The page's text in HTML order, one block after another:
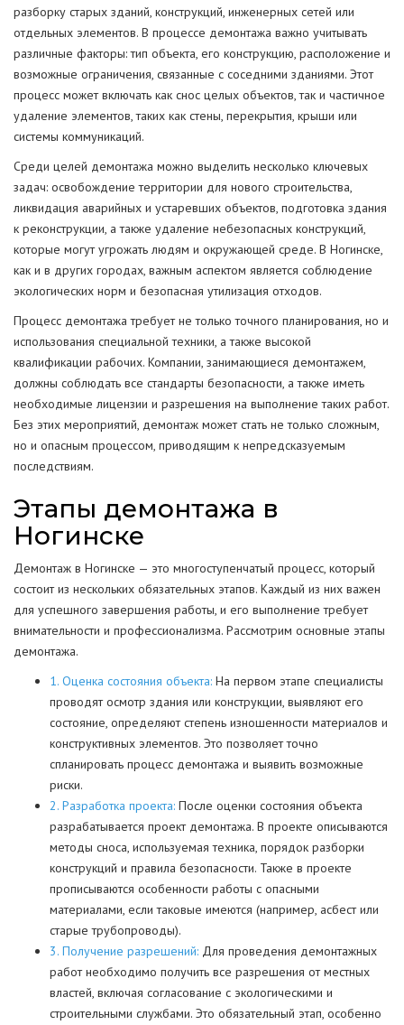
разборку старых зданий, конструкций, инженерных сетей или
отдельных элементов. В процессе демонтажа важно учитывать
различные факторы: тип объекта, его конструкцию, расположение и
возможные ограничения, связанные с соседними зданиями. Этот
процесс может включать как снос целых объектов, так и частичное
удаление элементов, таких как стены, перекрытия, крыши или
системы коммуникаций.
Среди целей демонтажа можно выделить несколько ключевых
задач: освобождение территории для нового строительства,
ликвидация аварийных и устаревших объектов, подготовка здания
к реконструкции, а также удаление небезопасных конструкций,
которые могут угрожать людям и окружающей среде. В Ногинске,
как и в других городах, важным аспектом является соблюдение
экологических норм и безопасная утилизация отходов.
Процесс демонтажа требует не только точного планирования, но и
использования специальной техники, а также высокой
квалификации рабочих. Компании, занимающиеся демонтажем,
должны соблюдать все стандарты безопасности, а также иметь
необходимые лицензии и разрешения на выполнение таких работ.
Без этих мероприятий, демонтаж может стать не только сложным,
но и опасным процессом, приводящим к непредсказуемым
последствиям.
Этапы демонтажа в
Ногинске
Демонтаж в Ногинске — это многоступенчатый процесс, который
состоит из нескольких обязательных этапов. Каждый из них важен
для успешного завершения работы, и его выполнение требует
внимательности и профессионализма. Рассмотрим основные этапы
демонтажа.
1. Оценка состояния объекта: На первом этапе специалисты
проводят осмотр здания или конструкции, выявляют его
состояние, определяют степень изношенности материалов и
конструктивных элементов. Это позволяет точно
спланировать процесс демонтажа и выявить возможные
риски.
2. Разработка проекта: После оценки состояния объекта
разрабатывается проект демонтажа. В проекте описываются
методы сноса, используемая техника, порядок разборки
конструкций и правила безопасности. Также в проекте
прописываются особенности работы с опасными
материалами, если таковые имеются (например, асбест или
старые трубопроводы).
3. Получение разрешений: Для проведения демонтажных
работ необходимо получить все разрешения от местных
властей, включая согласование с экологическими и
строительными службами. Это обязательный этап, особенно